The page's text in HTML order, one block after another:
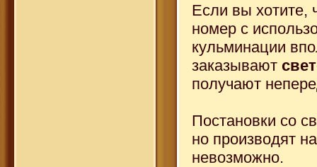
Если вы хотите,
номер с
кульминации
заказывают
получают
Постановки со
но производят
невозможно.